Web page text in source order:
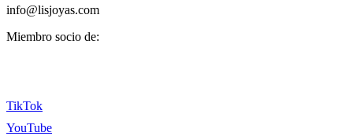
info@lisjoyas.com
Miembro socio de:
TikTok
YouTube